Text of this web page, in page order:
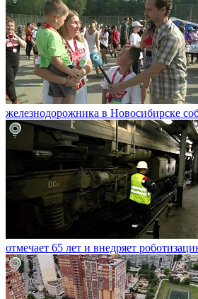
железнодорожника в Новосибирске
отмечает 65 лет и внедряет